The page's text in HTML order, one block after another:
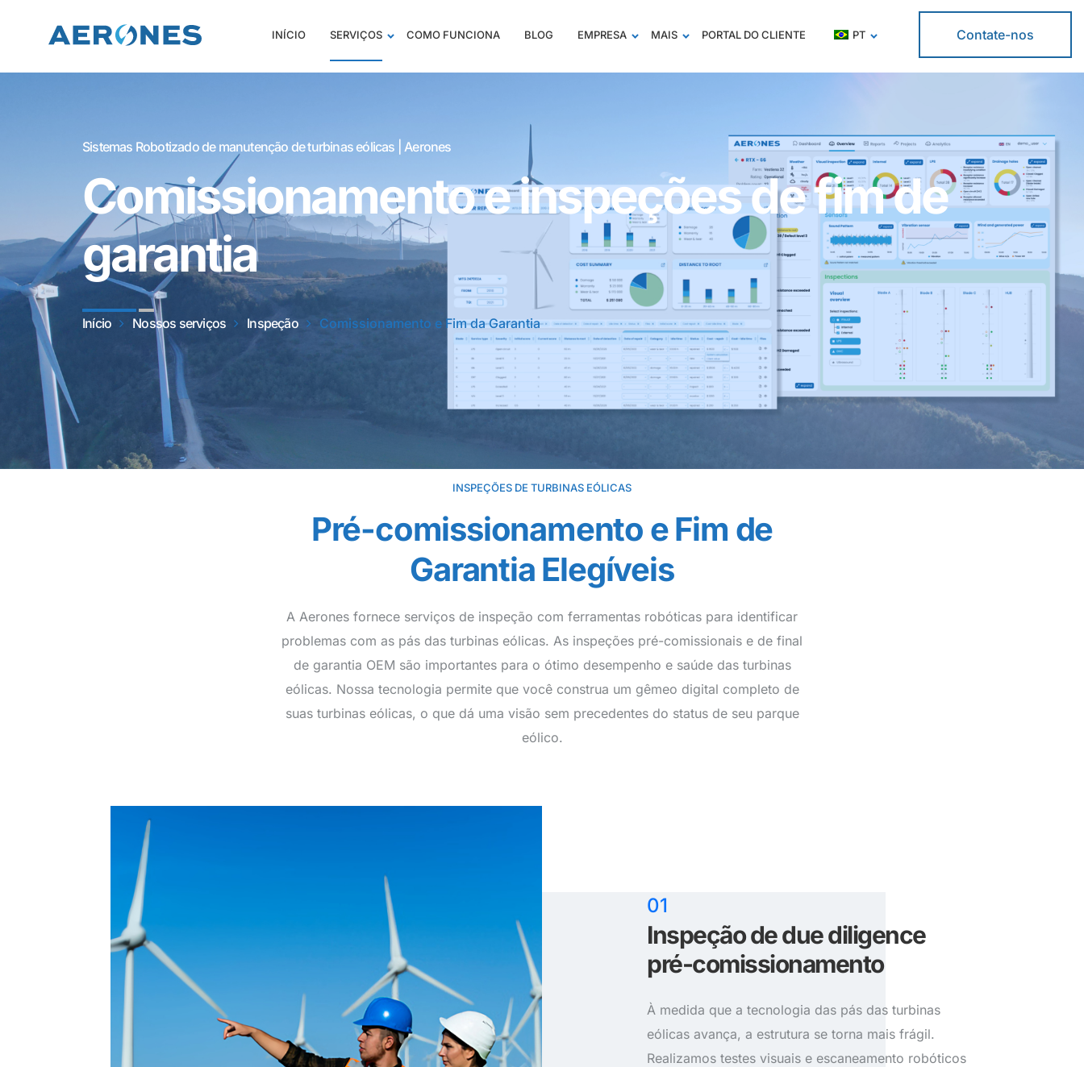
INÍCIO SERVIÇOS COMO FUNCIONA BLOG EMPRESA MAIS PORTAL DO CLIENTE PT Contate-nos
Sistemas Robotizado de manutenção de turbinas eólicas | Aerones
Comissionamento e inspeções de fim de
garantia
Início Nossos serviços Inspeção Comissionamento e Fim da Garantia
INSPEÇÕES DE TURBINAS EÓLICAS
Pré-comissionamento e Fim de
Garantia Elegíveis
A Aerones fornece serviços de inspeção com ferramentas robóticas para identificar
problemas com as pás das turbinas eólicas. As inspeções pré-comissionais e de final
de garantia OEM são importantes para o ótimo desempenho e saúde das turbinas
eólicas. Nossa tecnologia permite que você construa um gêmeo digital completo de
suas turbinas eólicas, o que dá uma visão sem precedentes do status de seu parque
eólico.
01
Inspeção de due diligence
pré-comissionamento
À medida que a tecnologia das pás das turbinas
eólicas avança, a estrutura se torna mais frágil.
Realizamos testes visuais e escaneamento robóticos